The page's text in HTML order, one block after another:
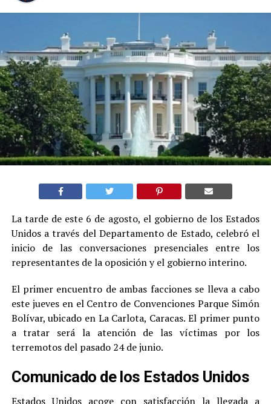
La tarde de este 6 de agosto, el gobierno de los Estados
Unidos a través del Departamento de Estado, celebró el
inicio de las conversaciones presenciales entre los
representantes de la oposición y el gobierno interino.
El primer encuentro de ambas facciones se lleva a cabo
este jueves en el Centro de Convenciones Parque Simón
Bolívar, ubicado en La Carlota, Caracas. El primer punto
a tratar será la atención de las víctimas por los
terremotos del pasado 24 de junio.
Comunicado de los Estados Unidos
Estados Unidos acoge con satisfacción la llegada a